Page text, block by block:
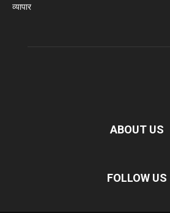
व्यापार
ABOUT US
FOLLOW US